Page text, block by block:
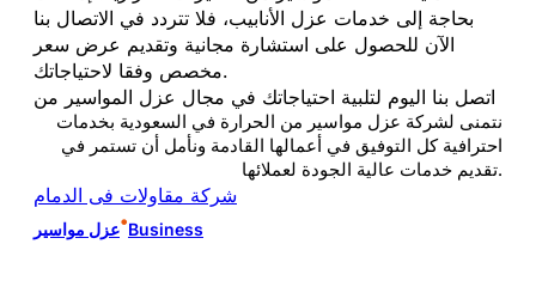
بحاجة إلى خدمات عزل الأنابيب، فلا تتردد في الاتصال بنا
الآن للحصول على استشارة مجانية وتقديم عرض سعر
مخصص وفقا لاحتياجاتك.
اتصل بنا اليوم لتلبية احتياجاتك في مجال عزل المواسير من
نتمنى لشركة عزل مواسير من الحرارة في السعودية بخدمات
احترافية كل التوفيق في أعمالها القادمة ونأمل أن تستمر في
تقديم خدمات عالية الجودة لعملائها.
شركة مقاولات فى الدمام
عزل مواسير•Business